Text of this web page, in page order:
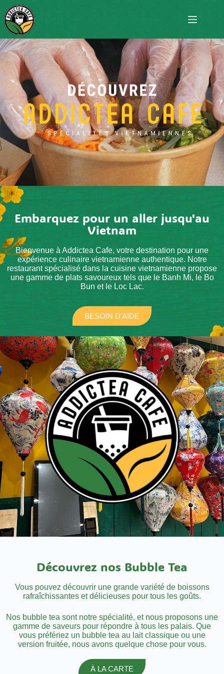
Embarquez pour un aller jusqu'au
Vietnam
Bienvenue à Addictea Cafe, votre destination pour une
expérience culinaire vietnamienne authentique. Notre
restaurant spécialisé dans la cuisine vietnamienne propose
une gamme de plats savoureux tels que le Banh Mi, le Bo
Bun et le Loc Lac.
BESOIN D'AIDE
Découvrez nos Bubble Tea
Vous pouvez découvrir une grande variété de boissons
rafraîchissantes et délicieuses pour tous les goûts.
Nos bubble tea sont notre spécialité, et nous proposons une
gamme de saveurs pour répondre à tous les palais. Que
vous préfériez un bubble tea au lait classique ou une
version fruitée, nous avons quelque chose pour vous.
À LA CARTE